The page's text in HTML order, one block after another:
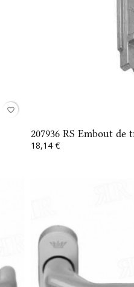
favorite_border
207936 RS Embout de
18,14 €